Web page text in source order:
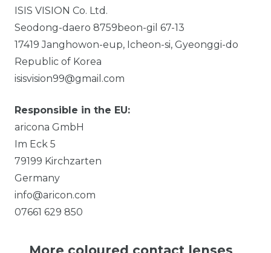
ISIS VISION Co. Ltd.
Seodong-daero 8759beon-gil 67-13
17419 Janghowon-eup, Icheon-si, Gyeonggi-do
Republic of Korea
isisvision99@gmail.com
Responsible in the EU:
aricona GmbH
Im Eck 5
79199 Kirchzarten
Germany
info@aricon.com
07661 629 850